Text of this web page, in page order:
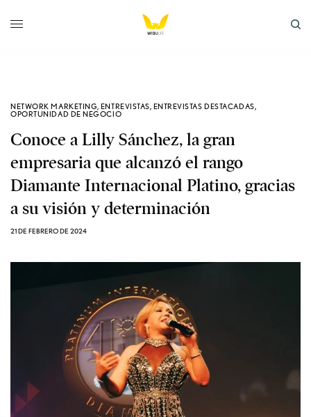
NETWORK MARKETING, ENTREVISTAS, ENTREVISTAS DESTACADAS,
OPORTUNIDAD DE NEGOCIO
Conoce a Lilly Sánchez, la gran
empresaria que alcanzó el rango
Diamante Internacional Platino, gracias
a su visión y determinación
21 DE FEBRERO DE 2024